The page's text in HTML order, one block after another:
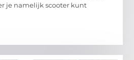
je namelijk scooter kunt